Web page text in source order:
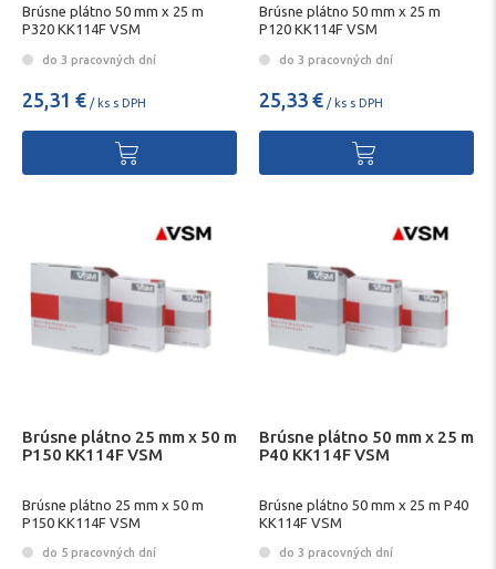
Brúsne plátno 50 mm x 25 m
P320 KK114F VSM
do 3 pracovných dní
25,31 € / ks s DPH
Brúsne plátno 50 mm x 25 m
P120 KK114F VSM
do 3 pracovných dní
25,33 € / ks s DPH
Brúsne plátno 25 mm x 50 m
P150 KK114F VSM
Brúsne plátno 25 mm x 50 m
P150 KK114F VSM
do 5 pracovných dní
Brúsne plátno 50 mm x 25 m
P40 KK114F VSM
Brúsne plátno 50 mm x 25 m P40
KK114F VSM
do 3 pracovných dní